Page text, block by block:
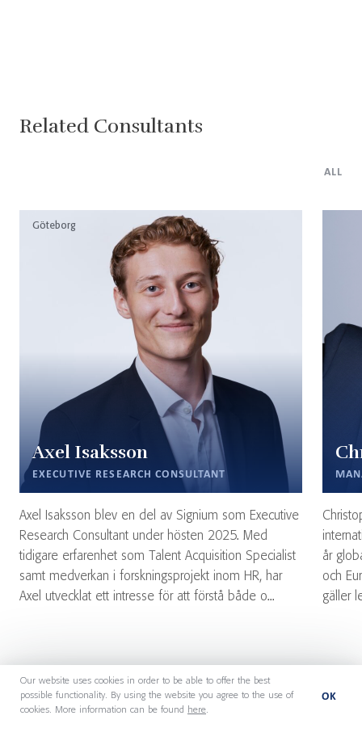
OK
Our website uses cookies in order to be able to offer the best
possible functionality. By using the website you agree to the use of
cookies. More information can be found
here.
Related Consultants
ALL
Göteborg
Axel Isaksson
EXECUTIVE RESEARCH CONSULTANT
Axel Isaksson blev en del av Signium som Executive
Research Consultant under hösten 2025. Med
tidigare erfarenhet som Talent Acquisition Specialist
samt medverkan i forskningsprojekt inom HR, har
Axel utvecklat ett intresse för att förstå både o...
år
och
gäller